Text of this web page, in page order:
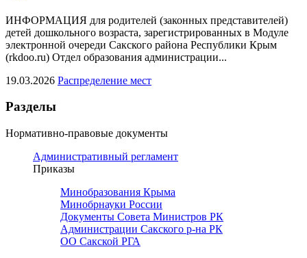
ИНФОРМАЦИЯ для родителей (законных представителей)
детей дошкольного возраста, зарегистрированных в Модуле
электронной очереди Сакского района Республики Крым
(rkdoo.ru) Отдел образования администрации...
19.03.2026 Распределение мест
Разделы
Нормативно-правовые документы
Административный регламент
Приказы
Минобразования Крыма
Минобрнауки России
Документы Совета Министров РК
Администрации Сакского р-на РК
ОО Сакской РГА